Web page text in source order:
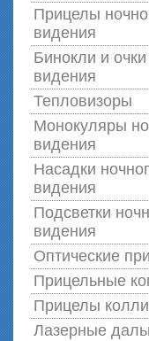
Прицелы
видения
Бинокли и
видения
Тепловизоры
Монокуляры
видения
Насадки
видения
Подсветки
видения
Оптические
Прицельные
Прицелы
Лазерные